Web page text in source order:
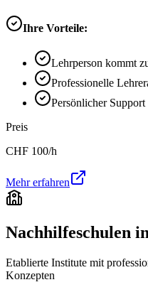
Ihre Vorteile:
Lehrperson kommt
Professionelle
Persönlicher Support
Preis
CHF 100/h
Mehr erfahren
Nachhilfeschulen in
Etablierte Institute mit
Konzepten